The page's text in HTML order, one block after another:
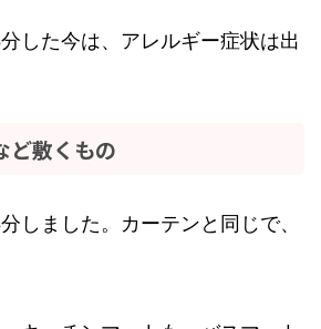
した今は、アレルギー症状は出
ど敷くもの
しました。カーテンと同じで、